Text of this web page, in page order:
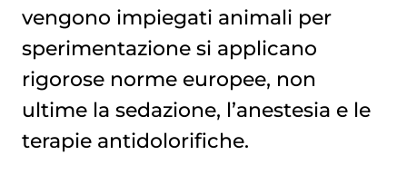
vengono impiegati animali per
sperimentazione si applicano
rigorose norme europee, non
ultime la sedazione, l’anestesia e le
terapie antidolorifiche.